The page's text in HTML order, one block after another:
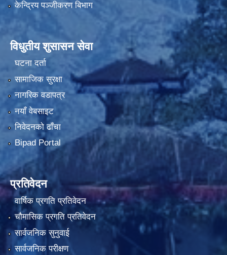
केन्द्रिय पञ्जीकरण बिभाग
विधुतीय शुसासन सेवा
घटना दर्ता
सामाजिक सुरक्षा
नागरिक वडापत्र
नयाँ वेबसाइट
निवेदनको ढाँचा
Bipad Portal
प्रतिवेदन
वार्षिक प्रगति प्रतिवेदन
चौमासिक प्रगति प्रतिवेदन
सार्वजनिक सुनुवाई
सार्वजनिक परीक्षण